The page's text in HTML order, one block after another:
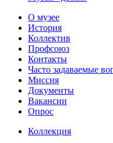
О музее
История
Коллектив
Профсоюз
Контакты
Часто задаваемые
Миссия
Документы
Вакансии
Опрос
Коллекция